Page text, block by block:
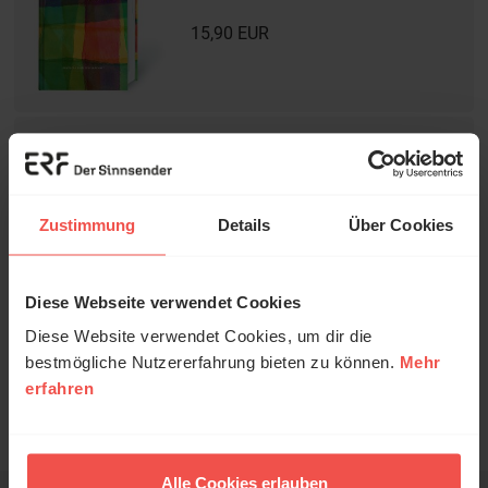
Zustimmung Details Über Cookies
Diese Webseite verwendet Cookies
Diese Website verwendet Cookies, um dir die
bestmögliche Nutzererfahrung bieten zu können. Mehr
erfahren
Alle Cookies erlauben
15,90 EUR
Neues Leben. Die
Sonderausgabe
Mit einer Bestellung in unserem Shop unterstützen Sie die Arbeit
des ERF.
© Ruth Schneider / ERF